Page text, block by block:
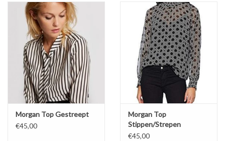
Morgan Top Gestreept
€45,00
Morgan Top
Stippen/Strepen
€45,00